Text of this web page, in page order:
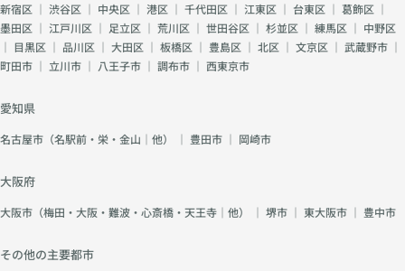
新宿区 ｜ 渋谷区 ｜ 中央区 ｜ 港区 ｜ 千代田区 ｜ 江東区 ｜ 台東区 ｜ 葛飾区 ｜
墨田区 ｜ 江戸川区 ｜ 足立区 ｜ 荒川区 ｜ 世田谷区 ｜ 杉並区 ｜ 練馬区 ｜ 中野区
｜ 目黒区 ｜ 品川区 ｜ 大田区 ｜ 板橋区 ｜ 豊島区 ｜ 北区 ｜ 文京区 ｜ 武蔵野市 ｜
町田市 ｜ 立川市 ｜ 八王子市 ｜ 調布市 ｜ 西東京市
愛知県
名古屋市（名駅前・栄・金山｜他） ｜ 豊田市 ｜ 岡崎市
大阪府
大阪市（梅田・大阪・難波・心斎橋・天王寺｜他） ｜ 堺市 ｜ 東大阪市 ｜ 豊中市
その他の主要都市